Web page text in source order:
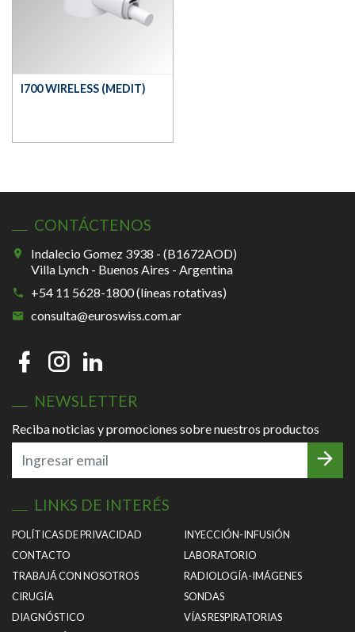
I700 WIRELESS (MEDIT)
CONTÁCTENOS
Indalecio Gomez 3938 - (B1672AOD)
Villa Lynch - Buenos Aires - Argentina
+54 11 5628-1800 (líneas rotativas)
consulta@euroswiss.com.ar
NEWSLETTER
Reciba noticias y promociones sobre nuestros productos
LINKS DE INTERÉS
POLÍTICAS DE PRIVACIDAD
CONTACTO
TRABAJÁ CON NOSOTROS
CIRUGÍA
DIAGNÓSTICO
INYECCIÓN-INFUSIÓN
LABORATORIO
RADIOLOGÍA-IMÁGENES
SONDAS
VÍAS RESPIRATORIAS